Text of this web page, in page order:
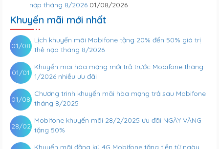
nạp tháng 8/2026 01/08/2026
Khuyến mãi mới nhất
Lịch khuyến mãi Mobifone tặng 20% đến 50% giá trị
thẻ nạp tháng 8/2026
01/08
Khuyến mãi hòa mạng mới trả trước Mobifone tháng
1/2026 nhiều ưu đãi
01/01
Chương trình khuyến mãi hòa mạng trả sau Mobifone
tháng 8/2025
01/08
Mobifone khuyến mãi 28/2/2025 ưu đãi NGÀY VÀNG
tặng 50%
28/02
Khuyến mãi đăng ký 4G Mobifone tặng tiền từ ngày